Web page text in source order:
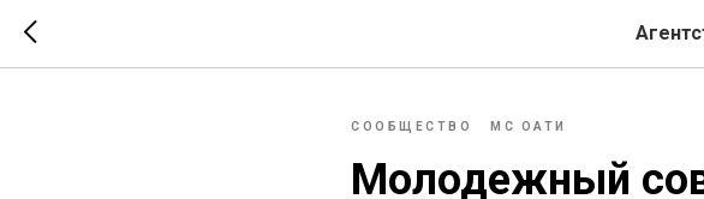
СООБЩЕСТВО МС ОАТИ
Молодежный